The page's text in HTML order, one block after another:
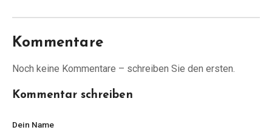
Kommentare
Noch keine Kommentare – schreiben Sie den ersten.
Kommentar schreiben
Dein Name